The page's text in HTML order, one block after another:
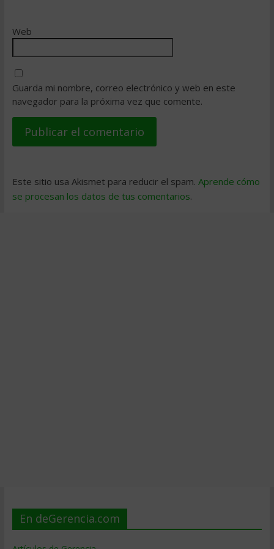
Web
Guarda mi nombre, correo electrónico y web en este
navegador para la próxima vez que comente.
Este sitio usa Akismet para reducir el spam. Aprende cómo
se procesan los datos de tus comentarios.
En deGerencia.com